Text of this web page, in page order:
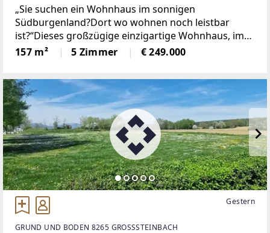
„Sie suchen ein Wohnhaus im sonnigen
Südburgenland?Dort wo wohnen noch leistbar
ist?“Dieses großzügige einzigartige Wohnhaus, im
Jahr 1989 in Massivbauweise errichtet, besticht
durch seine ruhige Lage, mit einer Wohnfläche von
157 m² 5 Zimmer € 249.000
Gestern
GRUND UND BODEN 8265 GROSSSTEINBACH